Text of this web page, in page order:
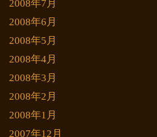
2008年7月
2008年6月
2008年5月
2008年4月
2008年3月
2008年2月
2008年1月
2007年12月